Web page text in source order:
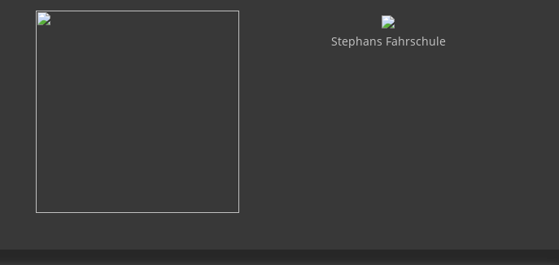
Stephans Fahrschule